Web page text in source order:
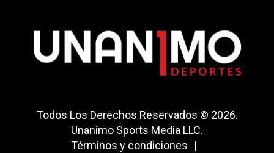
Todos Los Derechos Reservados © 2026.
Unanimo Sports Media LLC.
Términos y condiciones